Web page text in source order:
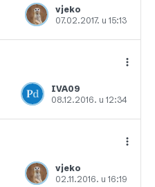
vjeko
07.02.2017. u 15:13
Dodajte u favorite
IVA09
08.12.2016. u 12:34
Dodajte u favorite
vjeko
02.11.2016. u 16:19
Dodajte u favorite